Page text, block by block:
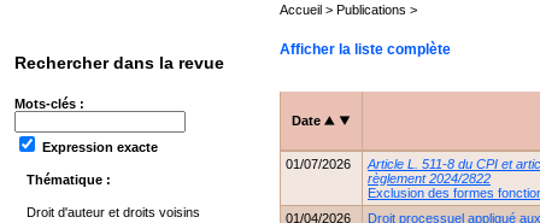
Rechercher dans la revue
Mots-clés :
Expression exacte
Thématique :
Droit d'auteur et droits voisins
Accueil > Publications >
Afficher la liste complète
Date
01/07/2026
Article L. 511-8 du CPI et
règlement 2024/2822
Exclusion des formes
01/04/2026
Droit processuel appliqué